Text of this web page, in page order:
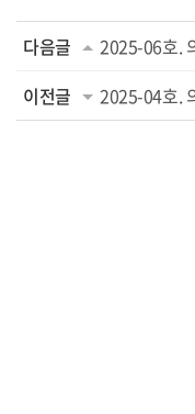
다음글
이전글